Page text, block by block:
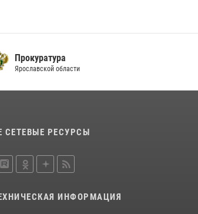
Прокуратура
Ярославской области
РЕСУРСЫ
ИНФОРМАЦИЯ